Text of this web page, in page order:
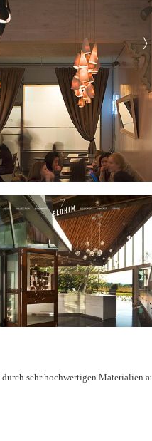
sehr hochwertigen Materialien